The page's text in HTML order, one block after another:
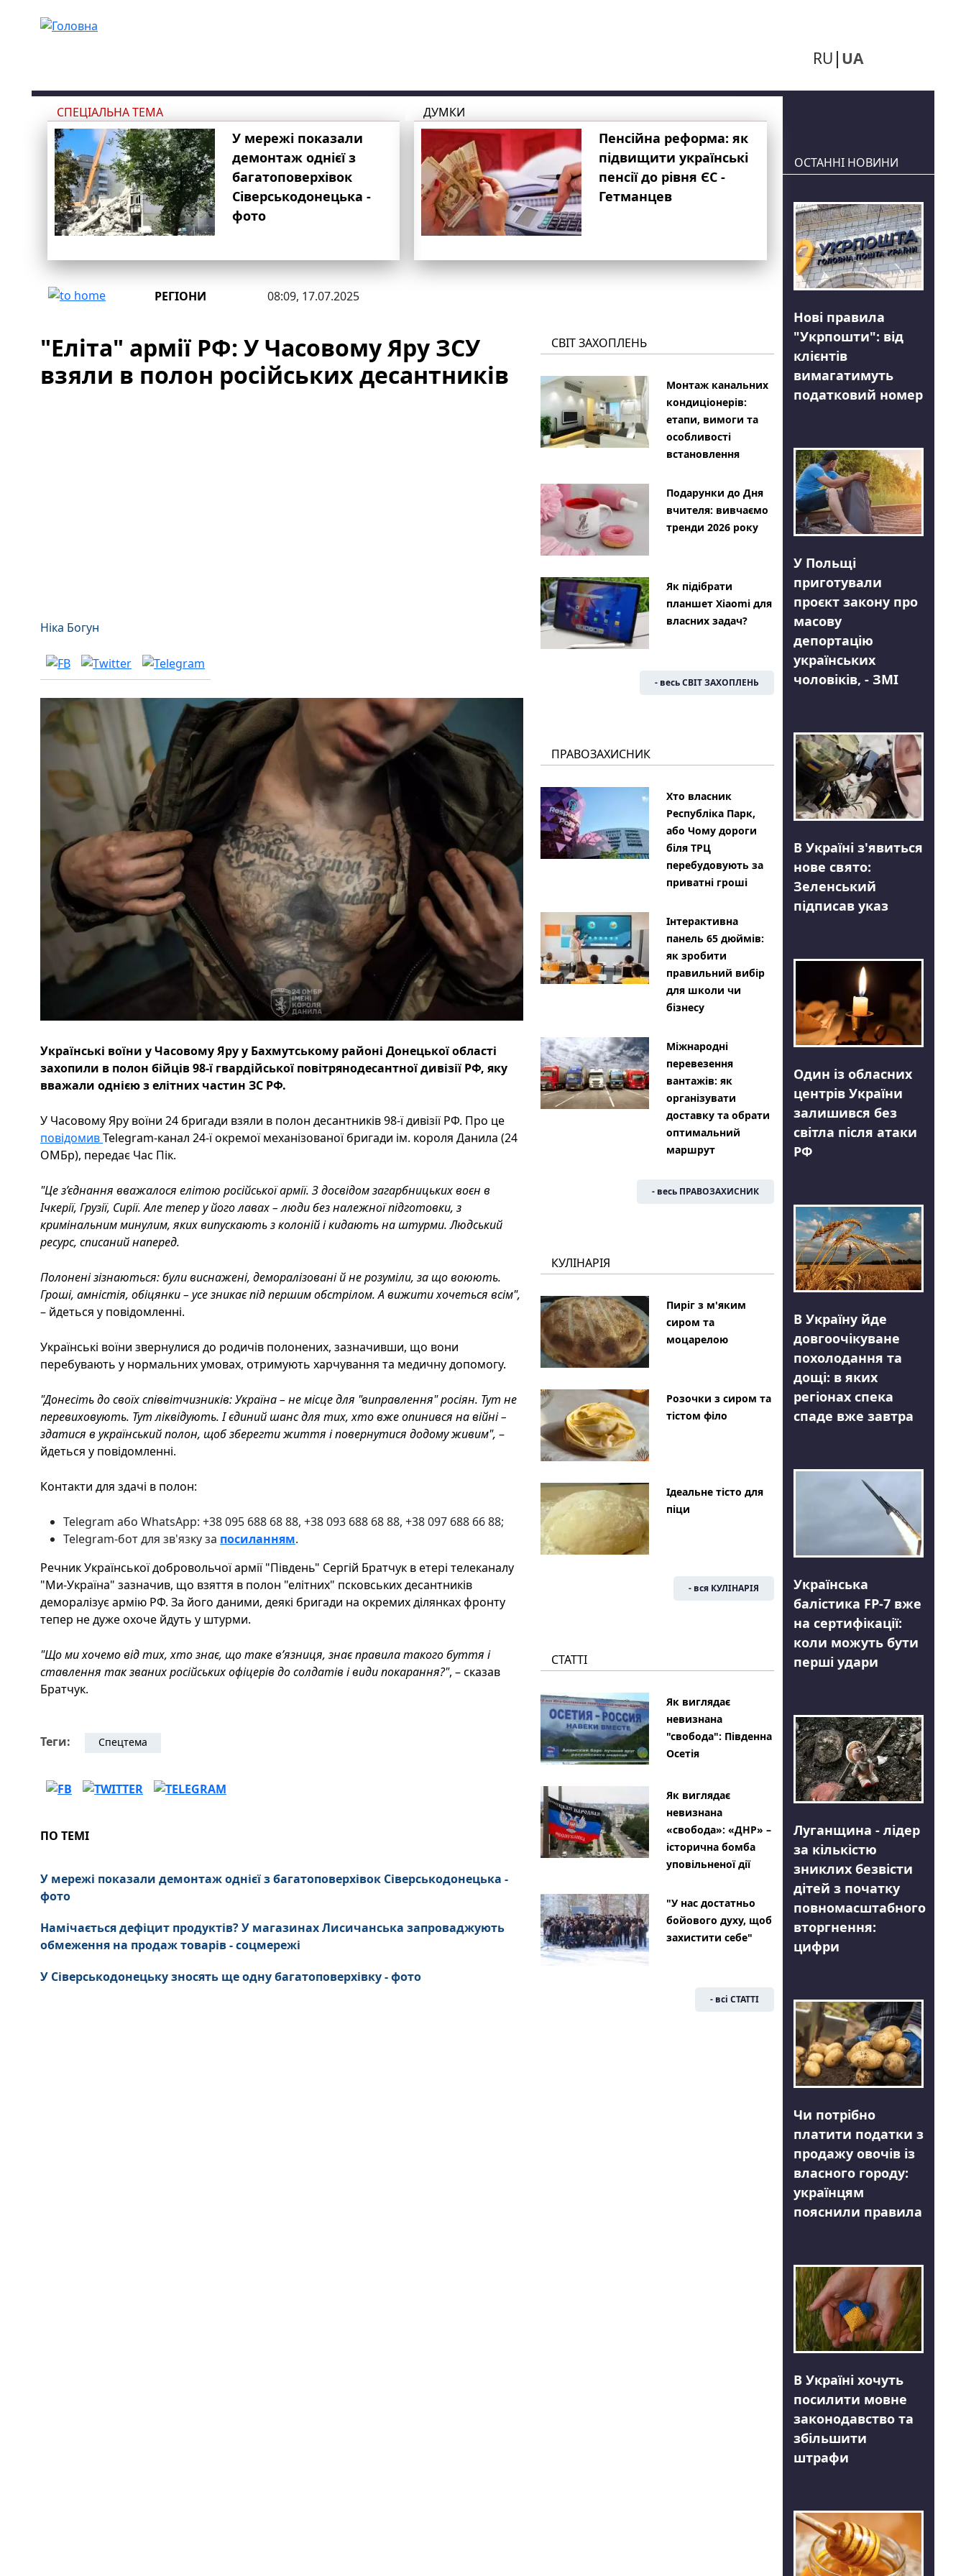
RU UA
СПЕЦІАЛЬНА ТЕМА
У мережі показали
демонтаж однієї з
багатоповерхівок
Сіверськодонецька -
фото
ДУМКИ
Пенсійна реформа: як
підвищити українські
пенсії до рівня ЄС -
Гетманцев
РЕГІОНИ 08:09, 17.07.2025
"Еліта" армії РФ: У Часовому Яру ЗСУ
взяли в полон російських десантників
Ніка Богун
Українські воїни у Часовому Яру у Бахмутському районі Донецької області
захопили в полон бійців 98-ї гвардійської повітрянодесантної дивізії РФ, яку
вважали однією з елітних частин ЗС РФ.
У Часовому Яру воїни 24 бригади взяли в полон десантників 98-ї дивізії РФ. Про це
повідомивTelegram-канал 24-ї окремої механізованої бригади ім. короля Данила (24
ОМБр), передає Час Пік.
"Це з’єднання вважалося елітою російської армії. З досвідом загарбницьких воєн в
Ічкерії, Грузії, Сирії. Але тепер у його лавах – люди без належної підготовки, з
кримінальним минулим, яких випускають з колоній і кидають на штурми. Людський
ресурс, списаний наперед.
Полонені зізнаються: були виснажені, деморалізовані й не розуміли, за що воюють.
Гроші, амністія, обіцянки – усе зникає під першим обстрілом. А вижити хочеться всім",
– йдеться у повідомленні.
Українські воїни звернулися до родичів полонених, зазначивши, що вони
перебувають у нормальних умовах, отримують харчування та медичну допомогу.
"Донесіть до своїх співвітчизників: Україна – не місце для "виправлення" росіян. Тут не
перевиховують. Тут ліквідують. І єдиний шанс для тих, хто вже опинився на війні –
здатися в український полон, щоб зберегти життя і повернутися додому живим", –
йдеться у повідомленні.
Контакти для здачі в полон:
Telegram або WhatsApp: +38 095 688 68 88, +38 093 688 68 88, +38 097 688 66 88;
Telegram-бот для зв'язку за посиланням.
Речник Української добровольчої армії "Південь" Сергій Братчук в етері телеканалу
"Ми-Україна" зазначив, що взяття в полон "елітних" псковських десантників
деморалізує армію РФ. За його даними, деякі бригади на окремих ділянках фронту
тепер не дуже охоче йдуть у штурми.
"Що ми хочемо від тих, хто знає, що таке вʼязниця, знає правила такого буття і
ставлення так званих російських офіцерів до солдатів і види покарання?", – сказав
Братчук.
Теги: Спецтема
ПО ТЕМІ
У мережі показали демонтаж однієї з багатоповерхівок Сіверськодонецька -
фото
Намічається дефіцит продуктів? У магазинах Лисичанська запроваджують
обмеження на продаж товарів - соцмережі
У Сіверськодонецьку зносять ще одну багатоповерхівку - фото
СВІТ ЗАХОПЛЕНЬ
Монтаж канальних
кондиціонерів:
етапи, вимоги та
особливості
встановлення
Подарунки до Дня
вчителя: вивчаємо
тренди 2026 року
Як підібрати
планшет Xiaomi для
власних задач?
- весь СВІТ ЗАХОПЛЕНЬ
ПРАВОЗАХИСНИК
Хто власник
Республіка Парк,
або Чому дороги
біля ТРЦ
перебудовують за
приватні гроші
Інтерактивна
панель 65 дюймів:
як зробити
правильний вибір
для школи чи
бізнесу
Міжнародні
перевезення
вантажів: як
організувати
доставку та обрати
оптимальний
маршрут
- весь ПРАВОЗАХИСНИК
КУЛІНАРІЯ
Пиріг з м'яким
сиром та
моцарелою
Розочки з сиром та
тістом філо
Ідеальне тісто для
піци
- вся КУЛІНАРІЯ
СТАТТІ
Як виглядає
невизнана
"свобода": Південна
Осетія
Як виглядає
невизнана
«свобода»: «ДНР» –
історична бомба
уповільненої дії
"У нас достатньо
бойового духу, щоб
захистити себе"
- всі СТАТТІ
ОСТАННІ НОВИНИ
Нові правила
"Укрпошти": від
клієнтів
вимагатимуть
податковий номер
У Польщі
приготували
проєкт закону про
масову
депортацію
українських
чоловіків, - ЗМІ
В Україні з'явиться
нове свято:
Зеленський
підписав указ
Один із обласних
центрів України
залишився без
світла після атаки
РФ
В Україну йде
довгоочікуване
похолодання та
дощі: в яких
регіонах спека
спаде вже завтра
Українська
балістика FP-7 вже
на сертифікації:
коли можуть бути
перші удари
Луганщина - лідер
за кількістю
зниклих безвісти
дітей з початку
повномасштабного
вторгнення:
цифри
Чи потрібно
платити податки з
продажу овочів із
власного городу:
українцям
пояснили правила
В Україні хочуть
посилити мовне
законодавство та
збільшити
штрафи